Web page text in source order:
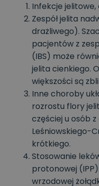
Infekcje jelitowe,
Zespół jelita
drażliwego).
pacjentów z
(IBS) może
jelita cienkiego.
większości są
Inne choroby
rozrostu flory
częściej u osób
Leśniowskiego-
krótkiego.
Stosowanie
protonowej
wrzodowej